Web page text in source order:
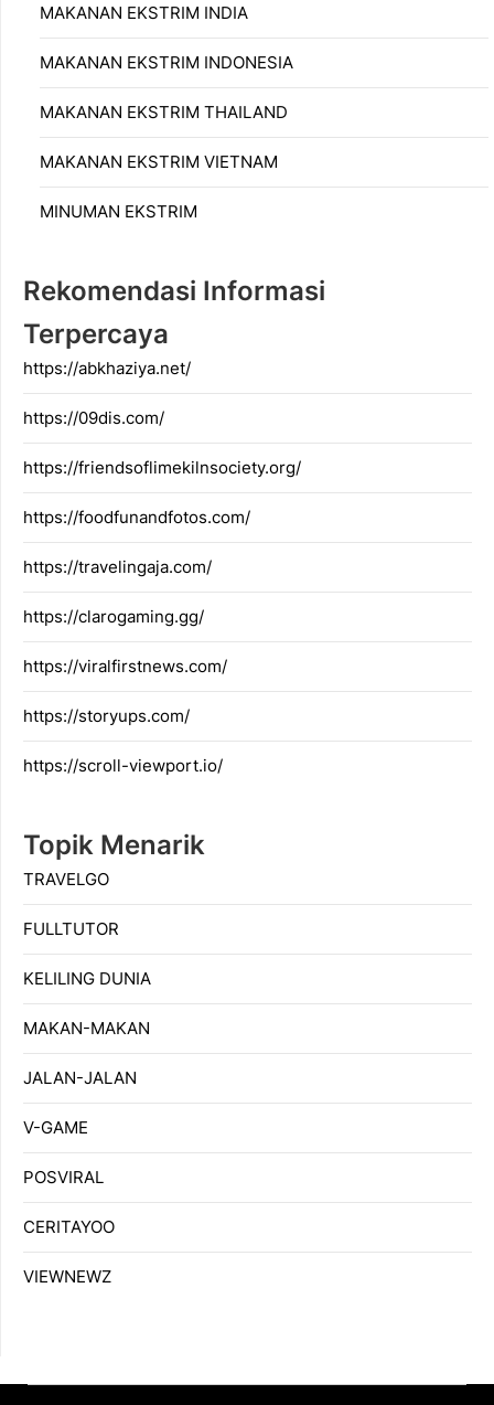
MAKANAN EKSTRIM INDIA
MAKANAN EKSTRIM INDONESIA
MAKANAN EKSTRIM THAILAND
MAKANAN EKSTRIM VIETNAM
MINUMAN EKSTRIM
Rekomendasi Informasi
Terpercaya
https://abkhaziya.net/
https://09dis.com/
https://friendsoflimekilnsociety.org/
https://foodfunandfotos.com/
https://travelingaja.com/
https://clarogaming.gg/
https://viralfirstnews.com/
https://storyups.com/
https://scroll-viewport.io/
Topik Menarik
TRAVELGO
FULLTUTOR
KELILING DUNIA
MAKAN-MAKAN
JALAN-JALAN
V-GAME
POSVIRAL
CERITAYOO
VIEWNEWZ